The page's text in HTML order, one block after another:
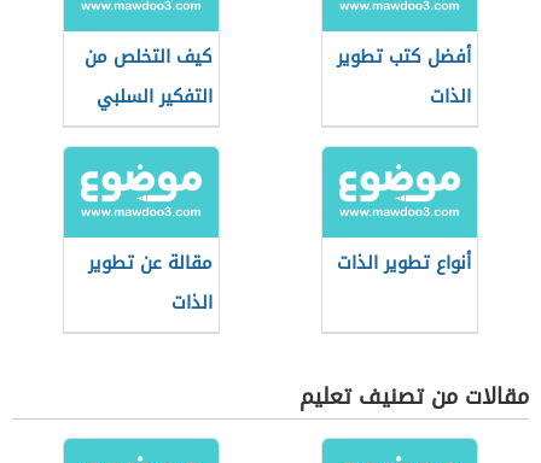
أفضل كتب تطوير
الذات
كيف التخلص من
التفكير السلبي
أنواع تطوير الذات
مقالة عن تطوير
الذات
مقالات من تصنيف تعليم